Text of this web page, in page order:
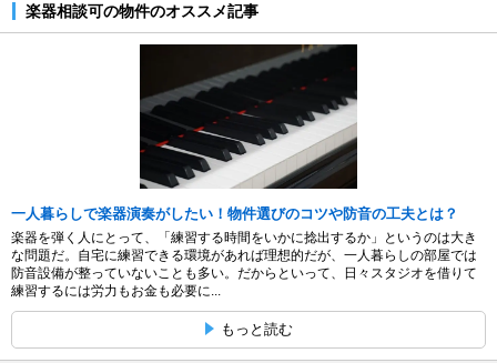
楽器相談可の物件のオススメ記事
一人暮らしで楽器演奏がしたい！物件選びのコツや防音の工夫とは？
楽器を弾く人にとって、「練習する時間をいかに捻出するか」というのは大き
な問題だ。自宅に練習できる環境があれば理想的だが、一人暮らしの部屋では
防音設備が整っていないことも多い。だからといって、日々スタジオを借りて
練習するには労力もお金も必要に...
もっと読む